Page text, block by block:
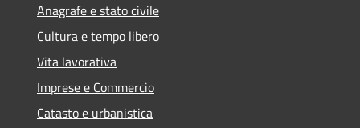
Anagrafe e stato civile
Cultura e tempo libero
Vita lavorativa
Imprese e Commercio
Catasto e urbanistica